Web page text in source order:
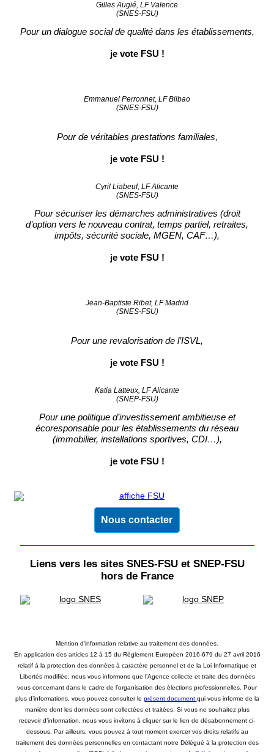
Gilles Augié, LF Valence
(SNES-FSU)
Pour un dialogue social de qualité dans les établissements,
je vote FSU !
Emmanuel Perronnet, LF Bilbao
(SNES-FSU)
Pour de véritables prestations familiales,
je vote FSU !
Cyril Liabeuf, LF Alicante
(SNES-FSU)
Pour sécuriser les démarches administratives (droit
d’option vers le nouveau contrat, temps partiel, retraites,
impôts, sécurité sociale, MGEN, CAF…),
je vote FSU !
Jean-Baptiste Ribet, LF Madrid
(SNES-FSU)
Pour une revalorisation de l’ISVL,
je vote FSU !
Katia Latteux, LF Alicante
(SNEP-FSU)
Pour une politique d’investissement ambitieuse et
écoresponsable pour les établissements du réseau
(immobilier, installations sportives, CDI…),
je vote FSU !
Nous contacter
Liens vers les sites SNES-FSU et SNEP-FSU
hors de France
Mention d'information relative au traitement des données.
En application des articles 12 à 15 du Règlement Européen 2016-679 du 27 avril 2016
relatif à la protection des données à caractère personnel et de la Loi Informatique et
Libertés modifiée, nous vous informons que l’Agence collecte et traite des données
vous concernant dans le cadre de l’organisation des élections professionnelles. Pour
plus d’informations, vous pouvez consulter le présent document qui vous informe de la
manière dont les données sont collectées et traitées. Si vous ne souhaitez plus
recevoir d’information, nous vous invitons à cliquer sur le lien de désabonnement ci-
dessous. Par ailleurs, vous pouvez à tout moment exercer vos droits relatifs au
traitement des données personnelles en contactant notre Délégué à la protection des